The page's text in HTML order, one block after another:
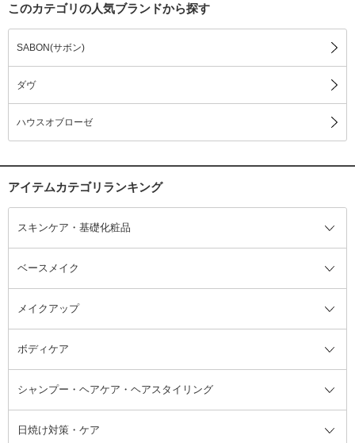
このカテゴリの人気ブランドから探す
SABON(サボン)
ダヴ
ハウスオブローゼ
アイテムカテゴリランキング
スキンケア・基礎化粧品
スキンケア・基礎化粧品全て
洗顔料
美容液
オールインワン化粧品 フェイスクリーム
フェイスオイル・バーム
ベースメイク
ベースメイク全て
BBクリーム
コンシーラー ファンデーション
フェイスパウダー
メイクアップ
メイクアップ全て
まつげ美容液 つけまつげ
アイシャドウ
ボディケア
ボディケア全て
ボディソープ・ハンドソープ・石
けん
ボディケア
シャンプー・ヘアケア・ヘアスタイリング
シャンプー・ヘアケア・ヘアスタ
イリング全て
日焼け対策・ケア